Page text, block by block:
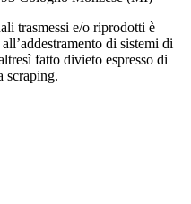
trasmessi e/o riprodotti è
di sistemi di
fatto divieto espresso di
scraping.